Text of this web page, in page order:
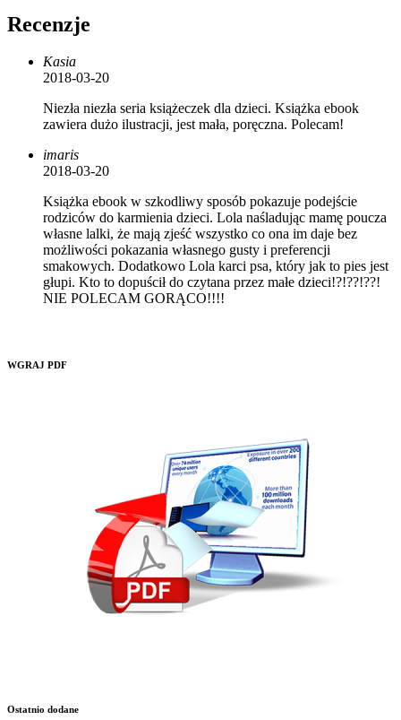
Recenzje
Kasia
2018-03-20
Niezła niezła seria książeczek dla dzieci. Książka ebook
zawiera dużo ilustracji, jest mała, poręczna. Polecam!
imaris
2018-03-20
Książka ebook w szkodliwy sposób pokazuje podejście
rodziców do karmienia dzieci. Lola naśladując mamę poucza
własne lalki, że mają zjeść wszystko co ona im daje bez
możliwości pokazania własnego gusty i preferencji
smakowych. Dodatkowo Lola karci psa, który jak to pies jest
głupi. Kto to dopuścił do czytana przez małe dzieci!?!??!??!
NIE POLECAM GORĄCO!!!!
WGRAJ PDF
Ostatnio dodane